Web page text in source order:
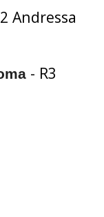
Andressa
- R3